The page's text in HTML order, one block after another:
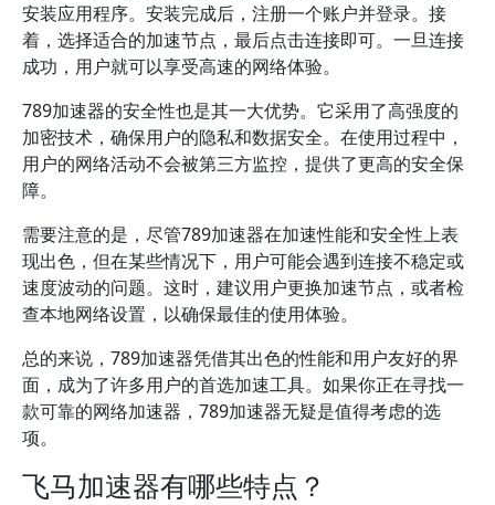
安装应用程序。安装完成后，注册一个账户并登录。接
着，选择适合的加速节点，最后点击连接即可。一旦连接
成功，用户就可以享受高速的网络体验。
789加速器的安全性也是其一大优势。它采用了高强度的
加密技术，确保用户的隐私和数据安全。在使用过程中，
用户的网络活动不会被第三方监控，提供了更高的安全保
障。
需要注意的是，尽管789加速器在加速性能和安全性上表
现出色，但在某些情况下，用户可能会遇到连接不稳定或
速度波动的问题。这时，建议用户更换加速节点，或者检
查本地网络设置，以确保最佳的使用体验。
总的来说，789加速器凭借其出色的性能和用户友好的界
面，成为了许多用户的首选加速工具。如果你正在寻找一
款可靠的网络加速器，789加速器无疑是值得考虑的选
项。
飞马加速器有哪些特点？